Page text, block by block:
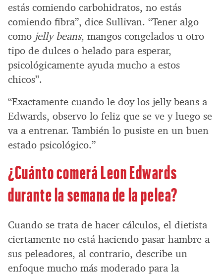
estás comiendo carbohidratos, no estás
comiendo fibra”, dice Sullivan. “Tener algo
como jelly beans, mangos congelados u otro
tipo de dulces o helado para esperar,
psicológicamente ayuda mucho a estos
chicos”.
“Exactamente cuando le doy los jelly beans a
Edwards, observo lo feliz que se ve y luego se
va a entrenar. También lo pusiste en un buen
estado psicológico.”
¿Cuánto comerá Leon Edwards
durante la semana de la pelea?
Cuando se trata de hacer cálculos, el dietista
ciertamente no está haciendo pasar hambre a
sus peleadores, al contrario, describe un
enfoque mucho más moderado para la